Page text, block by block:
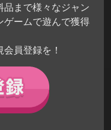
品まで様々なジャン
ゲームで遊んで獲得
員登録を！